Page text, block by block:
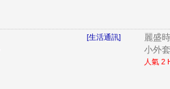
[生活通訊]
麗盛
小外
人氣 2